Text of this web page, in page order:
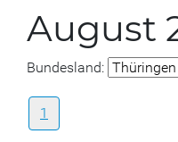
August
Bundesland:
1